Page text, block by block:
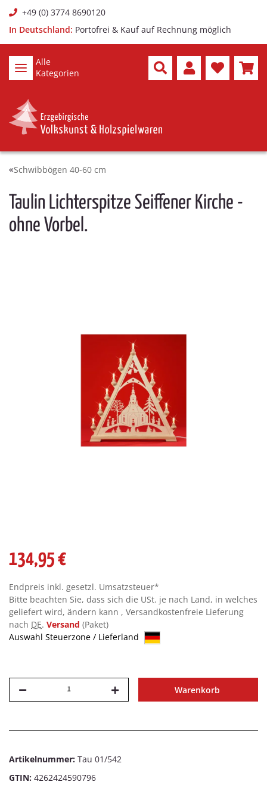
+49 (0) 3774 8690120
In Deutschland: Portofrei & Kauf auf Rechnung möglich
Alle
Kategorien
Schwibbögen 40-60 cm
Taulin Lichterspitze Seiffener Kirche -
ohne Vorbel.
134,95 €
Endpreis inkl. gesetzl. Umsatzsteuer*
Bitte beachten Sie, dass sich die USt. je nach Land, in welches
geliefert wird, ändern kann , Versandkostenfreie Lieferung
nach DE. Versand (Paket)
Auswahl Steuerzone / Lieferland
Warenkorb
Artikelnummer: Tau 01/542
GTIN: 4262424590796